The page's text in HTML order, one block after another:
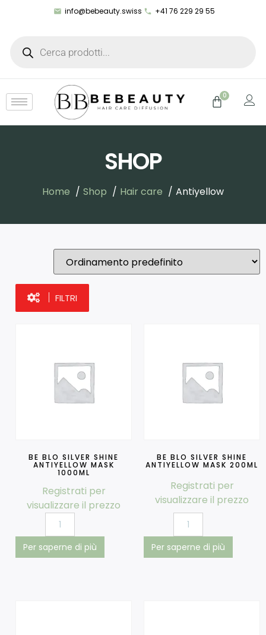
info@bebeauty.swiss +41 76 229 29 55
0
SHOP
Home Shop Hair care Antiyellow
FILTRI
BE BLO SILVER SHINE
ANTIYELLOW MASK
1000ML
Registrati per
visualizzare il prezzo
Per saperne di più
BE BLO SILVER SHINE
ANTIYELLOW MASK 200ML
Registrati per
visualizzare il prezzo
Per saperne di più